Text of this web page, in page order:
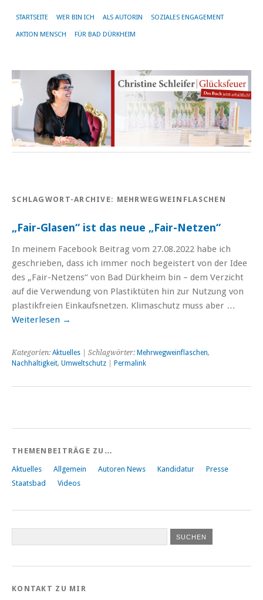
STARTSEITE WER BIN ICH ALS AUTORIN SOZIALES ENGAGEMENT
AKTION MENSCH FÜR BAD DÜRKHEIM
SCHLAGWORT-ARCHIVE: MEHRWEGWEINFLASCHEN
„Fair-Glasen“ ist das neue „Fair-Netzen“
In meinem Facebook Beitrag vom 27.08.2022 habe ich
geschrieben, dass ich immer noch begeistert von der Idee
des „Fair-Netzens“ von Bad Dürkheim bin – dem Verzicht
auf die Verwendung von Plastiktüten hin zur Nutzung von
plastikfreien Einkaufsnetzen. Klimaschutz muss aber …
Weiterlesen →
Kategorien: Aktuelles | Schlagwörter: Mehrwegweinflaschen,
Nachhaltigkeit, Umweltschutz Permalink
THEMENBEITRÄGE ZU…
Aktuelles Allgemein Autoren News Kandidatur
Presse
Staatsbad
Videos
KONTAKT ZU MIR